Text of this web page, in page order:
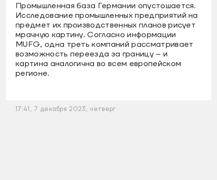
Промышленная база Германии опустошается.
Исследование промышленных предприятий на
предмет их производственных планов рисует
мрачную картину. Согласно информации
MUFG, одна треть компаний рассматривает
возможность переезда за границу – и
картина аналогична во всем европейском
регионе.
17:41, 7 декабря 2023, четверг